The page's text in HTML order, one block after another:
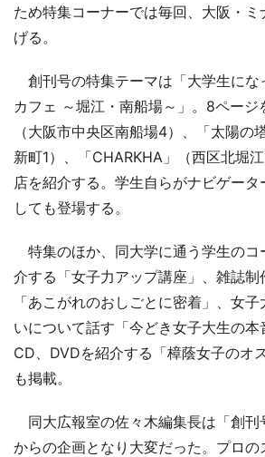
ため特集コーナーでは毎回、大阪・ミ
げる。
創刊号の特集テーマは「大学生にな
カフェ ～堀江・南船場～」。8ページ
（大阪市中央区南船場4）、「太陽の
新町1）、「CHARKHA」（西区北堀
店を紹介する。学生自らがナビゲータ
しても登場する。
特集のほか、同大学に通う学生のコ
介する「女子力アップ講座」、雑誌制
「あこがれのおしごとに密着」、女
いについて話す「今どき女子大生の
CD、DVDを紹介する「樟蔭女子のオ
も掲載。
同大広報室の佐々木編集長は「創刊
からの企画となり大変だった。プロ